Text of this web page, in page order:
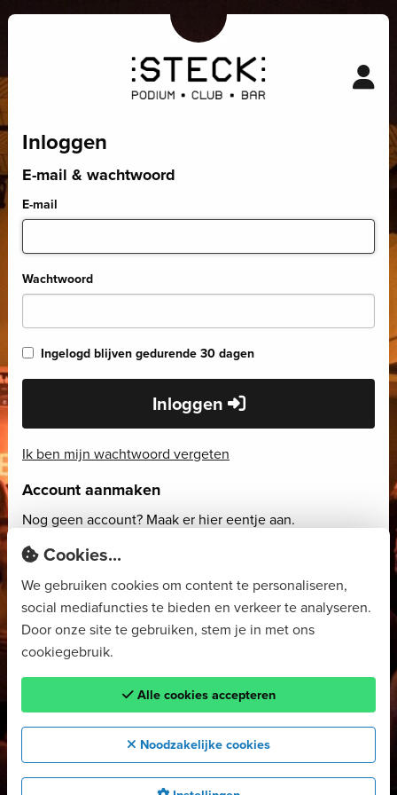
Inloggen
E-mail & wachtwoord
E-mail
Wachtwoord
Ingelogd blijven gedurende 30 dagen
Inloggen
Ik ben mijn wachtwoord vergeten
Account aanmaken
Nog geen account? Maak er hier eentje aan.
Cookies...
We gebruiken cookies om content te personaliseren,
social mediafuncties te bieden en verkeer te analyseren.
Door onze site te gebruiken, stem je in met ons
cookiegebruik.
Alle cookies accepteren
Noodzakelijke cookies